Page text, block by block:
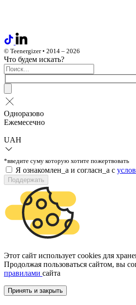
© Teenergizer • 2014 – 2026
Что будем искать?
Одноразово
Ежемесечно
UAH
*введите суму которую хотите пожертвовать
Я ознакомлен_а и согласн_а c
Поддержать
Этот сайт использует cookies для
Продолжая пользоваться сайтом, вы
правилами сайта
Принять и закрыть